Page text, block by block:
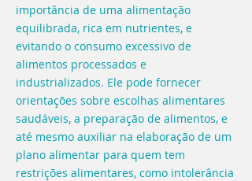
importância de uma alimentação
equilibrada, rica em nutrientes, e
evitando o consumo excessivo de
alimentos processados e
industrializados. Ele pode fornecer
orientações sobre escolhas alimentares
saudáveis, a preparação de alimentos, e
até mesmo auxiliar na elaboração de um
plano alimentar para quem tem
restrições alimentares, como intolerância